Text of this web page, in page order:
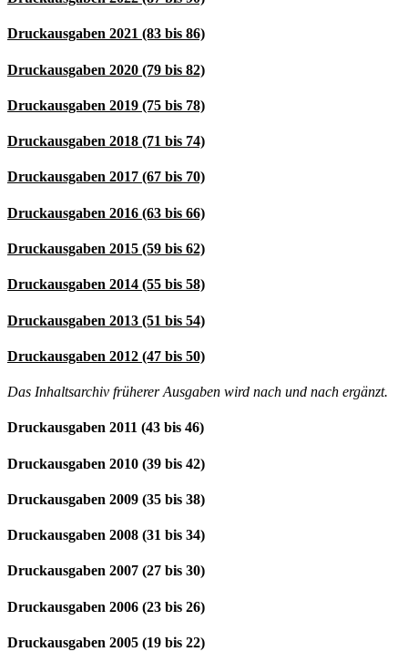
Druckausgaben 2021 (83 bis 86)
Druckausgaben 2020 (79 bis 82)
Druckausgaben 2019 (75 bis 78)
Druckausgaben 2018 (71 bis 74)
Druckausgaben 2017 (67 bis 70)
Druckausgaben 2016 (63 bis 66)
Druckausgaben 2015 (59 bis 62)
Druckausgaben 2014 (55 bis 58)
Druckausgaben 2013 (51 bis 54)
Druckausgaben 2012 (47 bis 50)
Das Inhaltsarchiv früherer Ausgaben wird nach und nach ergänzt.
Druckausgaben 2011 (43 bis 46)
Druckausgaben 2010 (39 bis 42)
Druckausgaben 2009 (35 bis 38)
Druckausgaben 2008 (31 bis 34)
Druckausgaben 2007 (27 bis 30)
Druckausgaben 2006 (23 bis 26)
Druckausgaben 2005 (19 bis 22)